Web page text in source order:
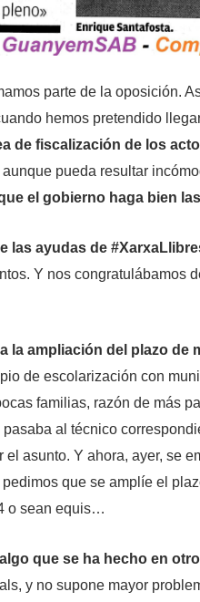
parte de la oposición.
hemos pretendido
de fiscalización de los
pueda resultar
el gobierno haga bien
las ayudas de
Y nos congratulábamos
la ampliación del plazo de
de escolarización con
familias, razón de más
al técnico
asunto. Y ahora, ayer, se
que se amplíe el
o sean equis…
que se ha hecho en
y no supone mayor